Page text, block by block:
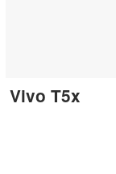
Vivo T5x